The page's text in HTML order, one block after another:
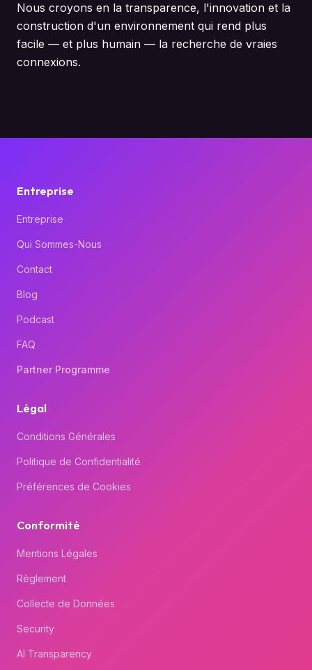
Nous croyons en la transparence, l'innovation et la
construction d'un environnement qui rend plus
facile — et plus humain — la recherche de vraies
connexions.
Entreprise
Entreprise
Qui Sommes-Nous
Contact
Blog
Podcast
FAQ
Partner Programme
Légal
Conditions Générales
Politique de Confidentialité
Préférences de Cookies
Conformité
Mentions Légales
Règlement
Collecte de Données
Security
AI Transparency